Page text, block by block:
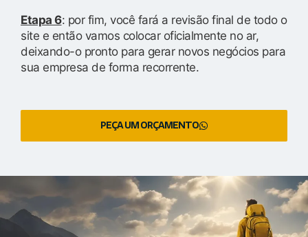
Etapa 6: por fim, você fará a revisão final de todo o
site e então vamos colocar oficialmente no ar,
deixando-o pronto para gerar novos negócios para
sua empresa de forma recorrente.
PEÇA UM ORÇAMENTO